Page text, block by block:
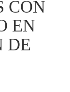
CON
EN
DE